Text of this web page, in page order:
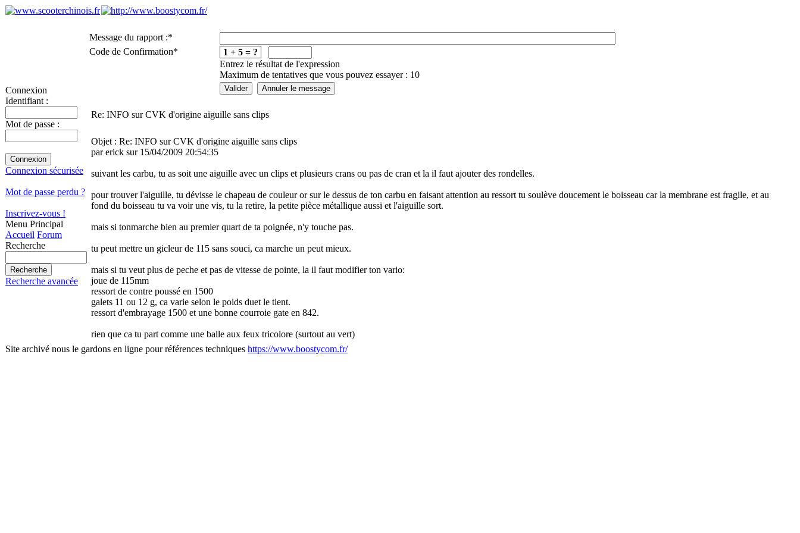
Connexion
Identifiant :
Mot de passe :
Connexion sécurisée
Mot de passe perdu ?
Inscrivez-vous !
Menu Principal
Accueil Forum
Recherche
Recherche avancée
Message du rapport :*
Code de Confirmation*
1 + 5 = ?
Entrez le résultat de l'expression
Maximum de tentatives que vous pouvez essayer : 10
Re: INFO sur CVK d'origine aiguille sans clips
Objet : Re: INFO sur CVK d'origine aiguille sans clips
par erick sur 15/04/2009 20:54:35
suivant les carbu, tu as soit une aiguille avec un clips et plusieurs crans ou pas de cran et la il faut ajouter des rondelles.
pour trouver l'aiguille, tu dévisse le chapeau de couleur or sur le dessus de ton carbu en faisant attention au ressort tu soulève doucement le boisseau car la membrane est fragile, et au
fond du boisseau tu va voir une vis, tu la retire, la petite pièce métallique aussi et l'aiguille sort.
mais si tonmarche bien au premier quart de ta poignée, n'y touche pas.
tu peut mettre un gicleur de 115 sans souci, ca marche un peut mieux.
mais si tu veut plus de peche et pas de vitesse de pointe, la il faut modifier ton vario:
joue de 115mm
ressort de contre poussé en 1500
galets 11 ou 12 g, ca varie selon le poids duet le tient.
ressort d'embrayage 1500 et une bonne courroie gate en 842.
rien que ca tu part comme une balle aux feux tricolore (surtout au vert)
Site archivé nous le gardons en ligne pour références techniques https://www.boostycom.fr/